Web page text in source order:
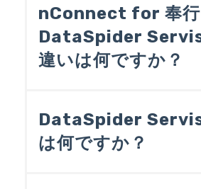
け渡しをするためのソフト
要なファイル形式やデータ
ラットフォームのインター
にデータを読み書きする機
ている。
⇒モバイル端末からのデ
現
自社開発の基幹システム
スから売上データを読み
⇒数千件にのぼるデータ
※OBC受入形式奉行シリ
ま受け入れ可能なデータ
プション製品：DataSpider
er for 奉行V ERPをご利用く
お、DataSpider Servista
V ERPを追加購入される場
は「IT系の会社に入社して2
身社員が操作できること」
発されいます。nConnect
は、奉行シリーズの汎用デ
くは利用することを検討さ
想定しています。
nConnect for 奉行
DataSpider
違いは何ですか？
OEM製品です。DataSpider
用的なEAIツールですが、
行は奉行シリーズ専用とな
DataSpider
は何ですか？